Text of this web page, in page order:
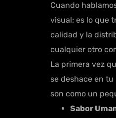
Cuando
visual; es lo que
calidad y la
cualquier otro
La primera vez
se deshace en
son como un
Sabor